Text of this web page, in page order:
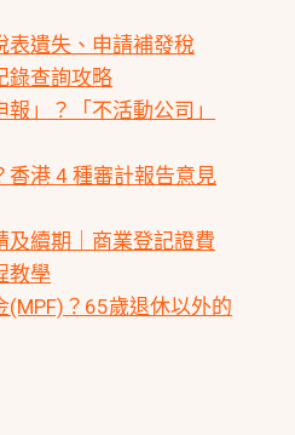
表遺失、申請補發稅
錄查詢攻略
」？「不活動公司」
香港 4 種審計報告意見
及續期｜商業登記證費
教學
(MPF)？65歲退休以外的